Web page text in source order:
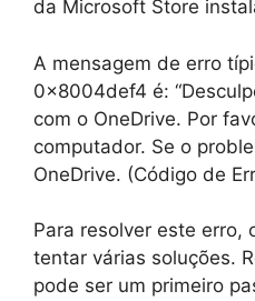
da Microsoft Store
A mensagem de erro
0x8004def4 é:
com o OneDrive. Por
computador. Se o
OneDrive. (Código de
Para resolver este erro,
tentar várias soluções.
pode ser um primeiro